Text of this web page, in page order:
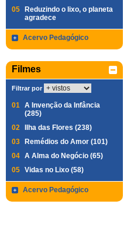
05
Reduzindo o lixo, o planeta
agradece
Acervo Pedagógico
Filmes
Filtrar por
01 A Invenção da Infância
(285)
02
Ilha das Flores (238)
03
Remédios do Amor (101)
04 A Alma do Negócio (65)
05 Vidas no Lixo (58)
Acervo Pedagógico